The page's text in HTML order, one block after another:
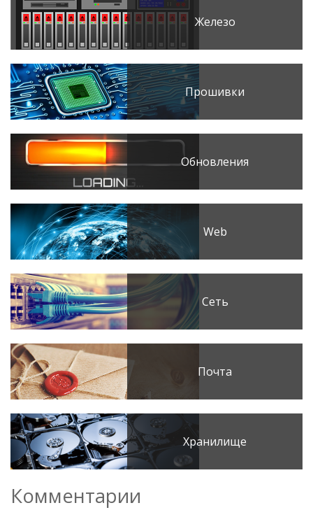
Железо
Прошивки
Обновления
Web
Сеть
Почта
Хранилище
Комментарии